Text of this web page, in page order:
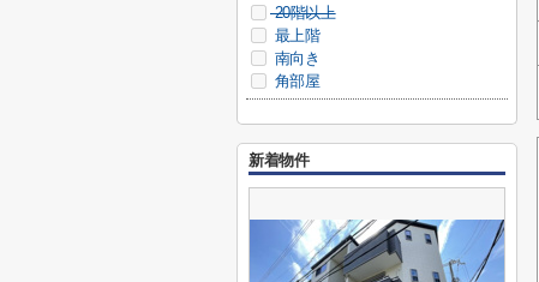
20階以上
最上階
南向き
角部屋
新着物件